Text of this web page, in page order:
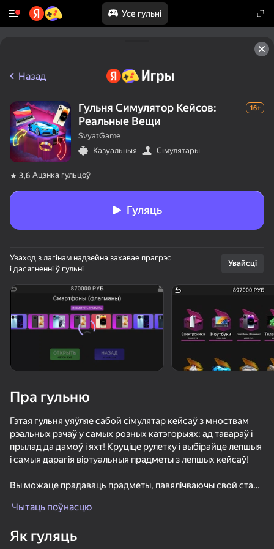
Усе гульні
Павярніце прыладу
Гульня працуе толькі ў гарызантальнай
арыентацыі
Позвони Метромену
Назад
Гульня Симулятор Кейсов:
Реальные Вещи
16+
SvyatGame
Казуальныя
Сімулятары
3,6 Ацэнка гульцоў
Гуляць
Уваход з лагінам надзейна захавае прагрэс
і дасягненні ў гульні
Увайсці
Пра гульню
Гэтая гульня уяўляе сабой сімулятар кейсаў з мноствам
рэальных рэчаў у самых розных катэгорыях: ад тавараў і
прылад да дамоў і яхт! Круціце рулетку і выбірайце лепшыя
і самыя дарагія віртуальныя прадметы з лепшых кейсаў!
Вы можаце прадаваць прадметы, павялічваючы свой стан і
можаце збіраць выбітыя прадметы ў свой інвентар. Стаць
Падзяліся сваёй удачай з сябрамі: хай яны ўбачаць, якія
Чытаць поўнасцю
Як гуляць